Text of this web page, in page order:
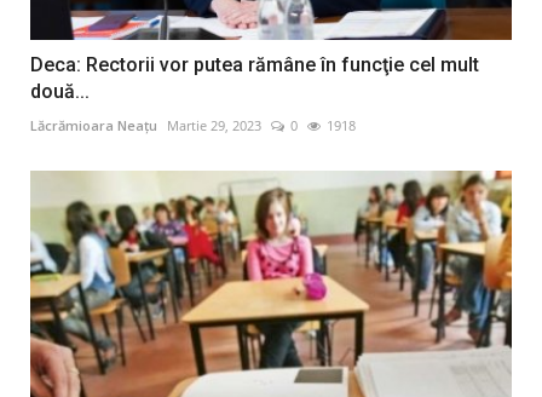
Deca: Rectorii vor putea rămâne în funcţie cel mult
două...
Lăcrămioara Neațu Martie 29, 2023 0 1918